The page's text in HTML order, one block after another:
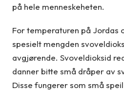
på hele menneskeheten.
For temperaturen på Jordas
spesielt mengden
avgjørende. Svoveldioksid
danner bitte små dråper av
Disse fungerer som små